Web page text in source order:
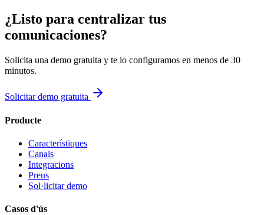
¿Listo para centralizar tus
comunicaciones?
Solicita una demo gratuita y te lo configuramos en menos de 30
minutos.
Solicitar demo gratuita
Producte
Característiques
Canals
Integracions
Preus
Sol·licitar demo
Casos d'ús